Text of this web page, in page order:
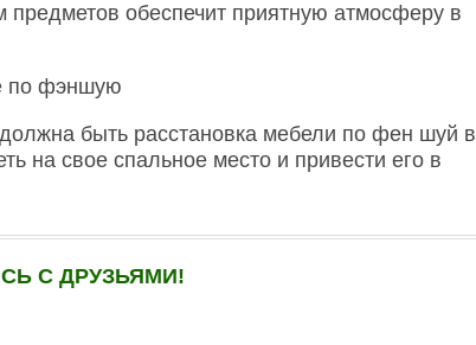
обеспечит приятную атмосферу в
быть расстановка мебели по фен шуй в
на свое спальное место и привести его в
С ДРУЗЬЯМИ!